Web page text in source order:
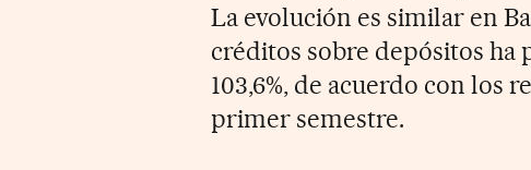
La evolución es similar en
créditos sobre depósitos ha
103,6%, de acuerdo con los
primer semestre.